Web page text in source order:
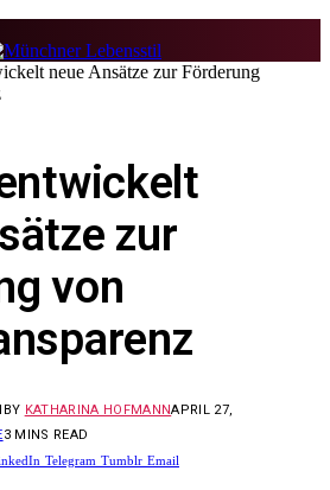
neue Ansätze zur Förderung
zur
von
BY KATHARINA HOFMANNAPRIL 27,
3 MINS READ
Telegram Tumblr Email